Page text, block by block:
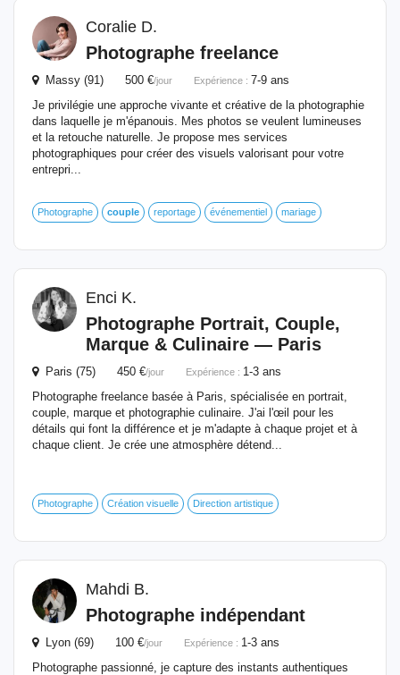
Coralie D.
Photographe freelance
Massy (91) 500 €/jour Expérience : 7-9 ans
Je privilégie une approche vivante et créative de la photographie
dans laquelle je m'épanouis. Mes photos se veulent lumineuses
et la retouche naturelle. Je propose mes services
photographiques pour créer des visuels valorisant pour votre
entrepri...
Photographe couple reportage événementiel mariage
Enci K.
Photographe Portrait, Couple,
Marque & Culinaire — Paris
Paris (75) 450 €/jour Expérience : 1-3 ans
Photographe freelance basée à Paris, spécialisée en portrait,
couple, marque et photographie culinaire. J'ai l'œil pour les
détails qui font la différence et je m'adapte à chaque projet et à
chaque client. Je crée une atmosphère détend...
Photographe Création visuelle Direction artistique
Mahdi B.
Photographe indépendant
Lyon (69) 100 €/jour Expérience : 1-3 ans
Photographe passionné, je capture des instants authentiques